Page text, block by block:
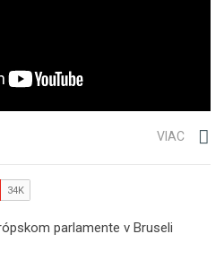
VIAC
parlamente v Bruseli